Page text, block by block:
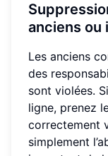
anciens ou
Les anciens
des
sont violées.
ligne, prenez
correctement
simplement